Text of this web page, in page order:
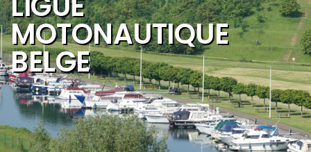
Les activités et
sports
Le tourisme de
qualité
La mobilité